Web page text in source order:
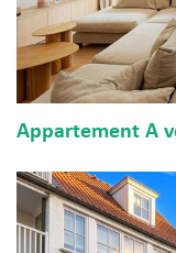
Appartement A